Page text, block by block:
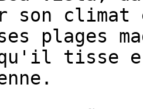
son
plages
tisse